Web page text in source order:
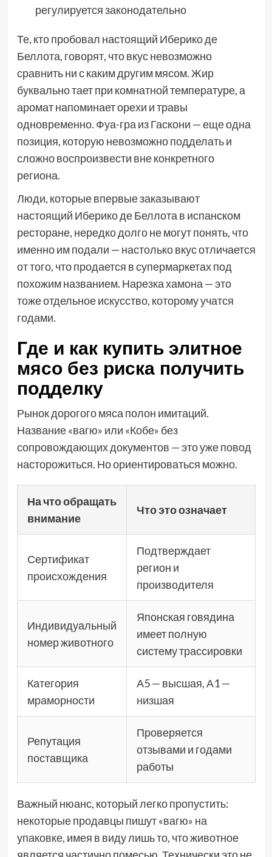
регулируется законодательно
Те, кто пробовал настоящий Иберико де
Беллота, говорят, что вкус невозможно
сравнить ни с каким другим мясом. Жир
буквально тает при комнатной температуре, а
аромат напоминает орехи и травы
одновременно. Фуа-гра из Гаскони — еще одна
позиция, которую невозможно подделать и
сложно воспроизвести вне конкретного
региона.
Люди, которые впервые заказывают
настоящий Иберико де Беллота в испанском
ресторане, нередко долго не могут понять, что
именно им подали — настолько вкус отличается
от того, что продается в супермаркетах под
похожим названием. Нарезка хамона — это
тоже отдельное искусство, которому учатся
годами.
Где и как купить элитное
мясо без риска получить
подделку
Рынок дорогого мяса полон имитаций.
Название «вагю» или «Кобе» без
сопровождающих документов — это уже повод
насторожиться. Но ориентироваться можно.
На что обращать
внимание
Что это означает
Сертификат
происхождения
Подтверждает
регион и
производителя
Индивидуальный
номер животного
Японская говядина
имеет полную
систему трассировки
Категория
мраморности
А5 — высшая, А1 —
низшая
Репутация
поставщика
Проверяется
отзывами и годами
работы
Важный нюанс, который легко пропустить:
некоторые продавцы пишут «вагю» на
упаковке, имея в виду лишь то, что животное